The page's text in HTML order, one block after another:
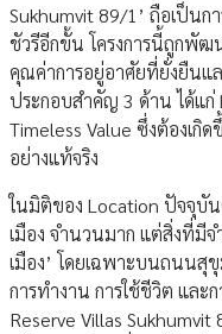
Sukhumvit 89/1’ ถือเป็น
ชัวรีอีกขั้น โครงการนี้ถูกพัฒ
คุณค่าการอยู่อาศัยที่ยั่งยืนแ
ประกอบสำคัญ 3 ด้าน ได้แก่
Timeless Value ซึ่งต้องเกิ
อย่างแท้จริง
ในมิติของ Location ปัจจุบั
เมือง จำนวนมาก แต่สิ่งที่มี
เมือง’ โดยเฉพาะบนถนนสุ
การทำงาน การใช้ชีวิต และ
Reserve Villas